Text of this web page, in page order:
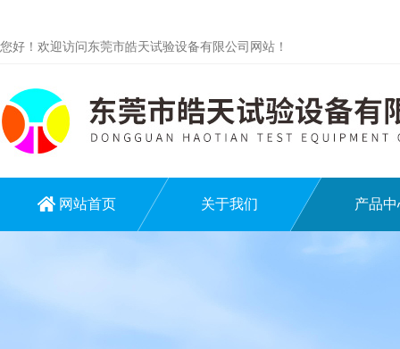
您好！欢迎访问东莞市皓天试验设备有限公司网站！
网站首页 关于我们 产品中